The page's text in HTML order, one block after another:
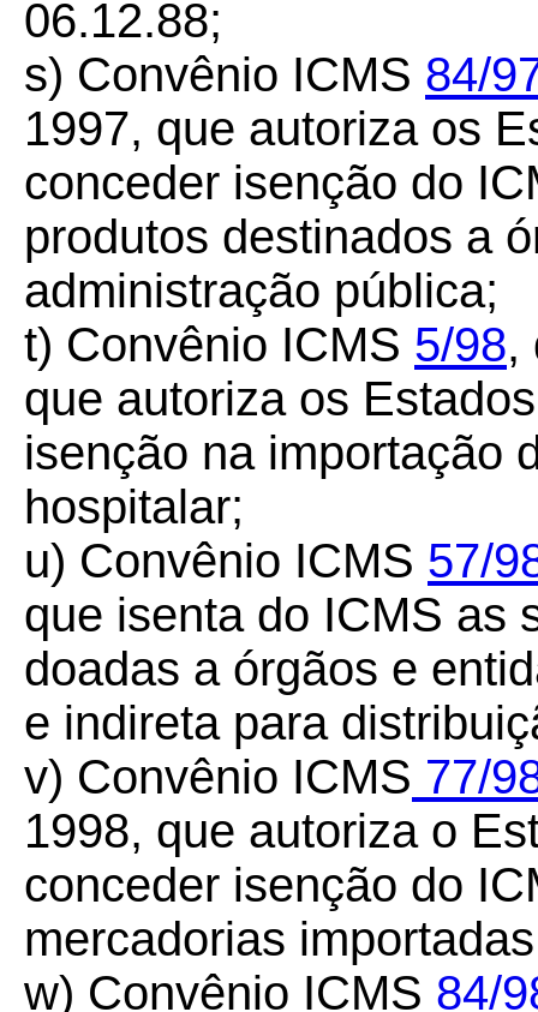
06.12.88;
s) Convênio ICMS 84/
1997, que autoriza os
conceder isenção do
produtos destinados a
administração pública;
t) Convênio ICMS 5/98,
que autoriza os
isenção na importação
hospitalar;
u) Convênio ICMS 57/
que isenta do ICMS as
doadas a órgãos e
e indireta para
v) Convênio ICMS 77/
1998, que autoriza o
conceder isenção do
mercadorias
w) Convênio ICMS 84/